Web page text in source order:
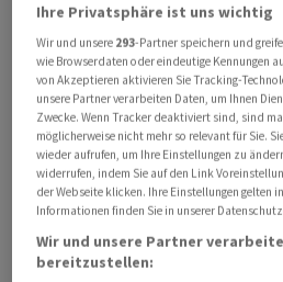
Ihre Privatsphäre ist uns wichtig
Wir und unsere 293-Partner speichern und
wie Browserdaten oder eindeutige Kennungen
von Akzeptieren aktivieren Sie Tracking-
unsere Partner verarbeiten Daten, um Ihnen
Zwecke. Wenn Tracker deaktiviert sind, sind
möglicherweise nicht mehr so relevant für Sie.
wieder aufrufen, um Ihre Einstellungen zu
widerrufen, indem Sie auf den Link
der Webseite klicken. Ihre Einstellungen gelten
Informationen finden Sie in unserer
Wir und unsere Partner
bereitzustellen: